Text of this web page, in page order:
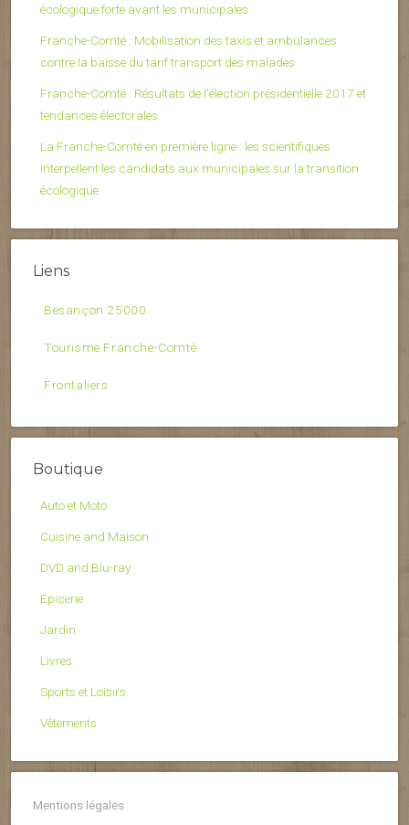
écologique forte avant les municipales
Franche-Comté : Mobilisation des taxis et ambulances
contre la baisse du tarif transport des malades
Franche-Comté : Résultats de l’élection présidentielle 2017 et
tendances électorales
La Franche-Comté en première ligne : les scientifiques
interpellent les candidats aux municipales sur la transition
écologique
Liens
Besançon 25000
Tourisme Franche-Comté
Frontaliers
Boutique
Auto et Moto
Cuisine and Maison
DVD and Blu-ray
Epicerie
Jardin
Livres
Sports et Loisirs
Vêtements
Mentions légales